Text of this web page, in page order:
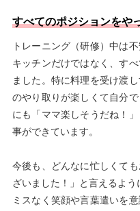
すべてのポジションをや
トレーニング（研修）中は
キッチンだけではなく、す
ました。特に料理を受け渡
のやり取りが楽しくて自分
にも「ママ楽しそうだね！
事ができています。
今後も、どんなに忙しくて
ざいました！」と言えるよう
ミスなく笑顔や言葉遣いを